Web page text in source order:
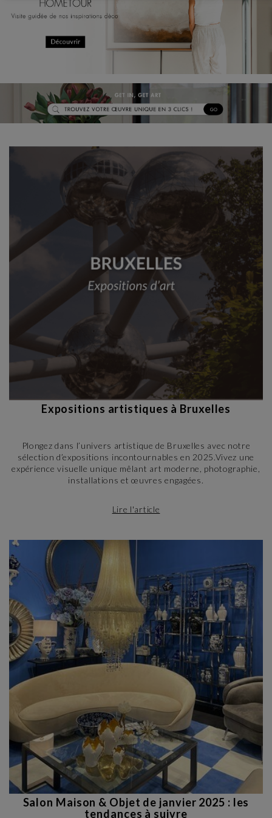
Expositions artistiques à Bruxelles
Plongez dans l’univers artistique de Bruxelles avec notre
sélection d’expositions incontournables en 2025.Vivez une
expérience visuelle unique mêlant art moderne, photographie,
installations et œuvres engagées.
Lire l'article
Salon Maison & Objet de janvier 2025 : les
tendances à suivre